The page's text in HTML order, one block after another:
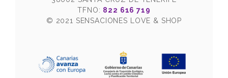
TFNO: 822 616 719
© 2021 SENSACIONES LOVE & SHOP